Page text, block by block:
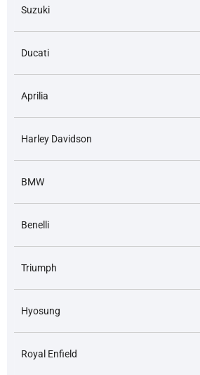
Suzuki
Ducati
Aprilia
Harley Davidson
BMW
Benelli
Triumph
Hyosung
Royal Enfield